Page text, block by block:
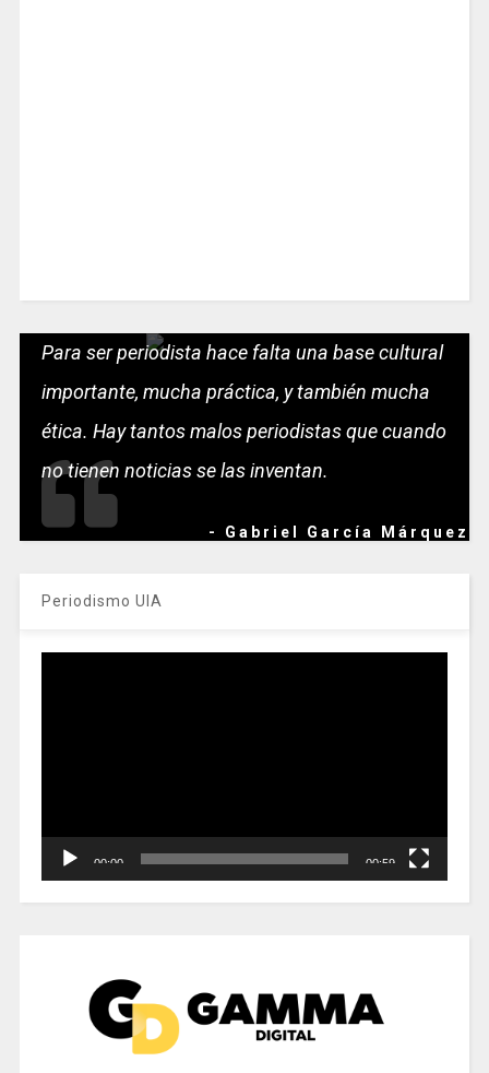
Para ser periodista hace falta una base cultural
importante, mucha práctica, y también mucha
ética. Hay tantos malos periodistas que cuando
no tienen noticias se las inventan.
- Gabriel García Márquez
Periodismo UIA
00:00 00:59